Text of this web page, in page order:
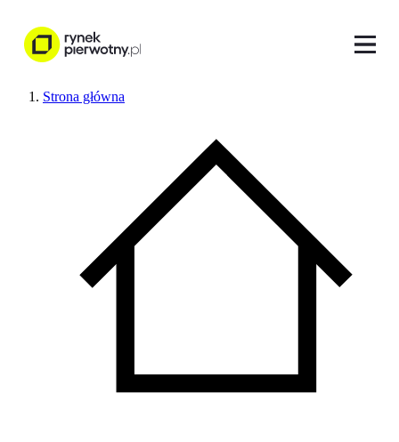
Strona główna